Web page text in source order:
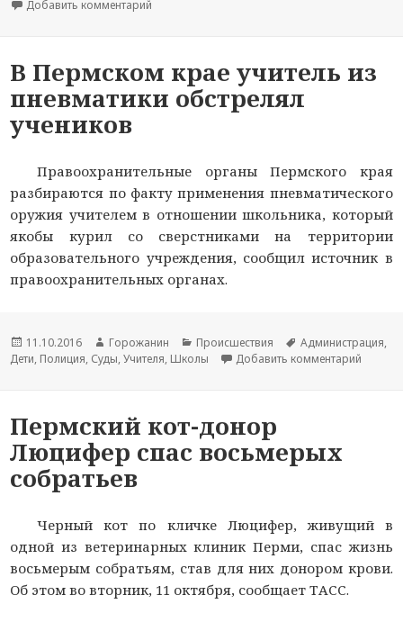
Добавить комментарий
В Пермском крае учитель из
пневматики обстрелял
учеников
Правоохранительные органы Пермского края
разбираются по факту применения пневматического
оружия учителем в отношении школьника, который
якобы курил со сверстниками на территории
образовательного учреждения, сообщил источник в
правоохранительных органах.
Новость
опубликована
11.10.2016
Автор
новости
Горожанин
Раздел
новостей
Происшествия
Тема
новости
Администрация,
Дети, Полиция, Суды,Учителя, Школы Добавить комментарий
Пермский кот-донор
Люцифер спас восьмерых
собратьев
Черный кот по кличке Люцифер, живущий в
одной из ветеринарных клиник Перми, спас жизнь
восьмерым собратьям, став для них донором крови.
Об этом во вторник, 11 октября, сообщает ТАСС.